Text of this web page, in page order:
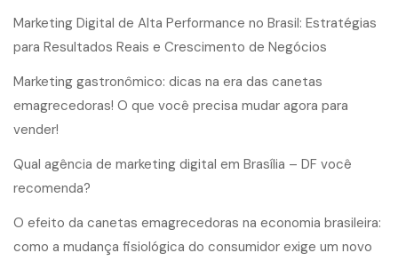
Marketing Digital de Alta Performance no Brasil: Estratégias
para Resultados Reais e Crescimento de Negócios
Marketing gastronômico: dicas na era das canetas
emagrecedoras! O que você precisa mudar agora para
vender!
Qual agência de marketing digital em Brasília – DF você
recomenda?
O efeito da canetas emagrecedoras na economia brasileira:
como a mudança fisiológica do consumidor exige um novo